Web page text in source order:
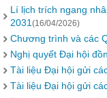
Lí lịch trích ngang
2031 (16/04/2026)
Chương trình và các
Nghị quyết Đại hội
Tài liệu Đại hội gửi
Tài liệu Đại hội gửi